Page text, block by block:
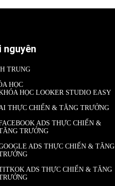
nguyên
TRUNG
HỌC
HỌC LOOKER STUDIO EASY
THỰC CHIẾN & TĂNG TRƯỞNG
ADS THỰC CHIẾN &
TRƯỞNG
ADS THỰC CHIẾN & TĂNG
ADS THỰC CHIẾN & TĂNG